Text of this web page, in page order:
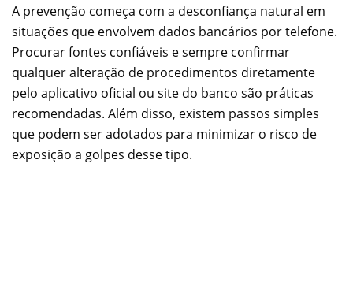
A prevenção começa com a desconfiança natural em
situações que envolvem dados bancários por telefone.
Procurar fontes confiáveis e sempre confirmar
qualquer alteração de procedimentos diretamente
pelo aplicativo oficial ou site do banco são práticas
recomendadas. Além disso, existem passos simples
que podem ser adotados para minimizar o risco de
exposição a golpes desse tipo.